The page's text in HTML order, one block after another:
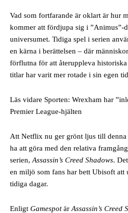
Vad som fortfarande är oklart är hur
kommer att fördjupa sig i ”Animus”-
universumet. Tidiga spel i serien
en kärna i berättelsen – där
förflutna för att återuppleva historiska
titlar har varit mer rotade i sin egen
Läs vidare Sporten: Wrexham har
Premier League-hjälten
Att Netflix nu ger grönt ljus till
ha att göra med den relativa
serien, Assassin’s Creed Shadows.
en miljö som fans har bett Ubisoft att
tidiga dagar.
Enligt Gamespotär Assassin’s Creed